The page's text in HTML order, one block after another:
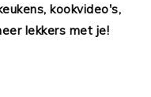
kookvideo's,
lekkers met je!